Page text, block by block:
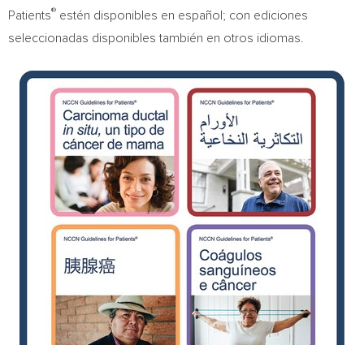
Patients® estén disponibles en español; con ediciones
seleccionadas disponibles también en otros idiomas.